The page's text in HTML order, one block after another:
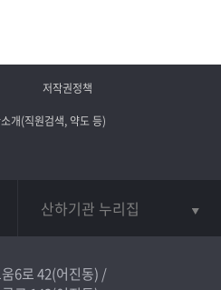
저작권정책
개(직원검색, 약도 등)
산하기관 누리집
6로 42(어진동) /